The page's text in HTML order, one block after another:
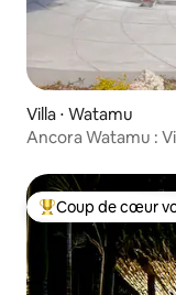
Villa ⋅ Watamu
Ancora Watamu :
Coups de cœur
Coup de cœur